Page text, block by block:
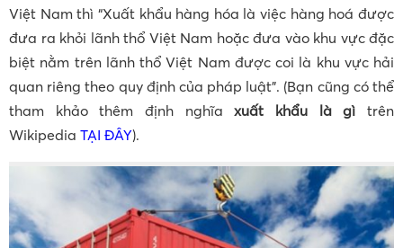
Việt Nam thì “Xuất khẩu hàng hóa là việc hàng hoá được
đưa ra khỏi lãnh thổ Việt Nam hoặc đưa vào khu vực đặc
biệt nằm trên lãnh thổ Việt Nam được coi là khu vực hải
quan riêng theo quy định của pháp luật”. (Bạn cũng có thể
tham khảo thêm định nghĩaxuất khẩu là gì trên
Wikipedia TẠI ĐÂY).